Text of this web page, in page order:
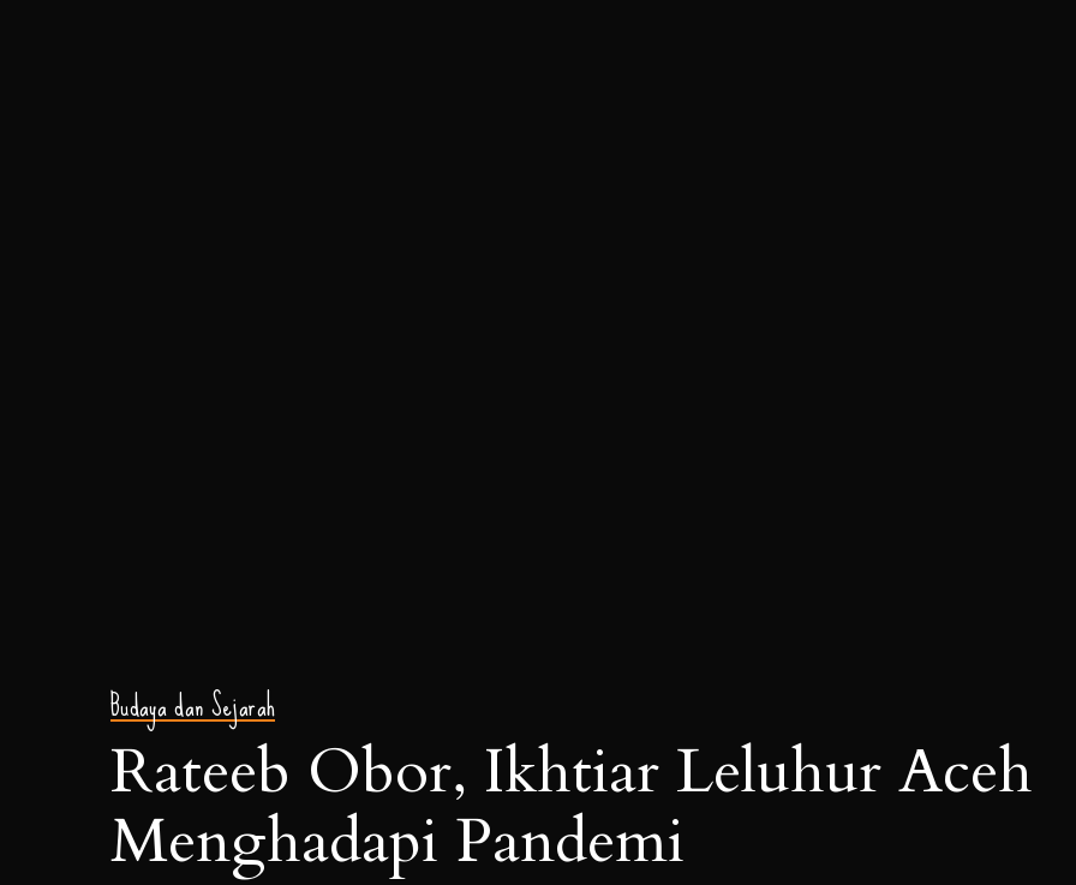
Budaya dan Sejarah
Rateeb Obor, Ikhtiar Leluhur Aceh
Menghadapi Pandemi